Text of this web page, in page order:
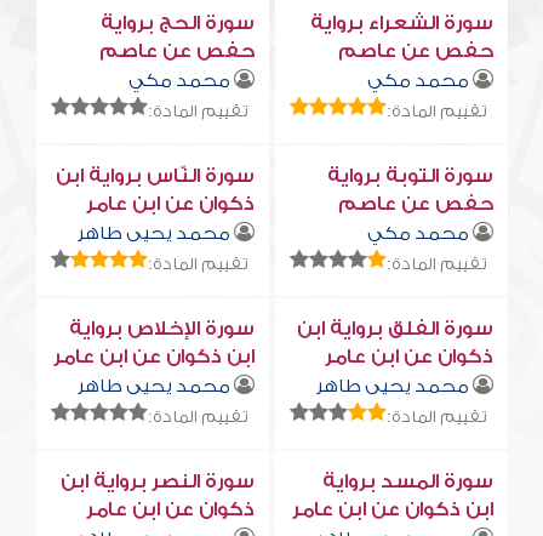
سورة الشعراء برواية
حفص عن عاصم
محمد مكي
تقييم المادة:
سورة الحج برواية
حفص عن عاصم
محمد مكي
تقييم المادة:
سورة التوبة برواية
حفص عن عاصم
محمد مكي
تقييم المادة:
سورة النّاس برواية ابن
ذكوان عن ابن عامر
محمد يحيى طاهر
تقييم المادة:
سورة الفلق برواية ابن
ذكوان عن ابن عامر
محمد يحيى طاهر
تقييم المادة:
سورة الإخلاص برواية
ابن ذكوان عن ابن عامر
محمد يحيى طاهر
تقييم المادة:
سورة المسد برواية
ابن ذكوان عن ابن عامر
سورة النصر برواية ابن
ذكوان عن ابن عامر